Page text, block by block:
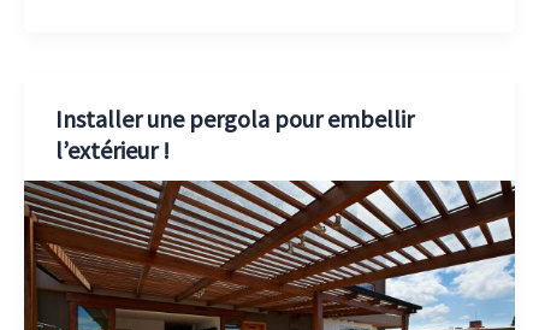
Installer une pergola pour embellir
l’extérieur !